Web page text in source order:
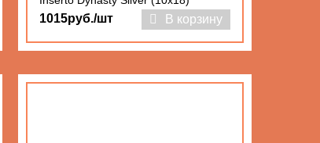
1015руб./шт В корзину